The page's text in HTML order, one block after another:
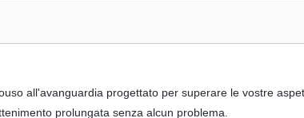
all'avanguardia progettato per superare le vostre
prolungata senza alcun problema.